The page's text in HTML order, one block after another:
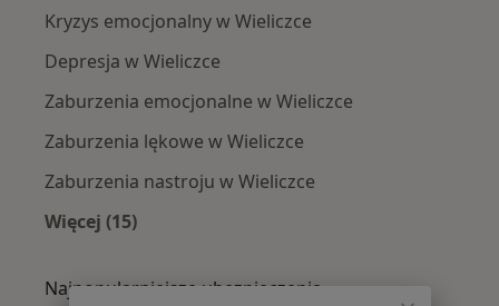
Kryzys emocjonalny w Wieliczce
Depresja w Wieliczce
Zaburzenia emocjonalne w Wieliczce
Zaburzenia lękowe w Wieliczce
Zaburzenia nastroju w Wieliczce
Więcej (15)
Najpopularniejsze ubezpieczenia